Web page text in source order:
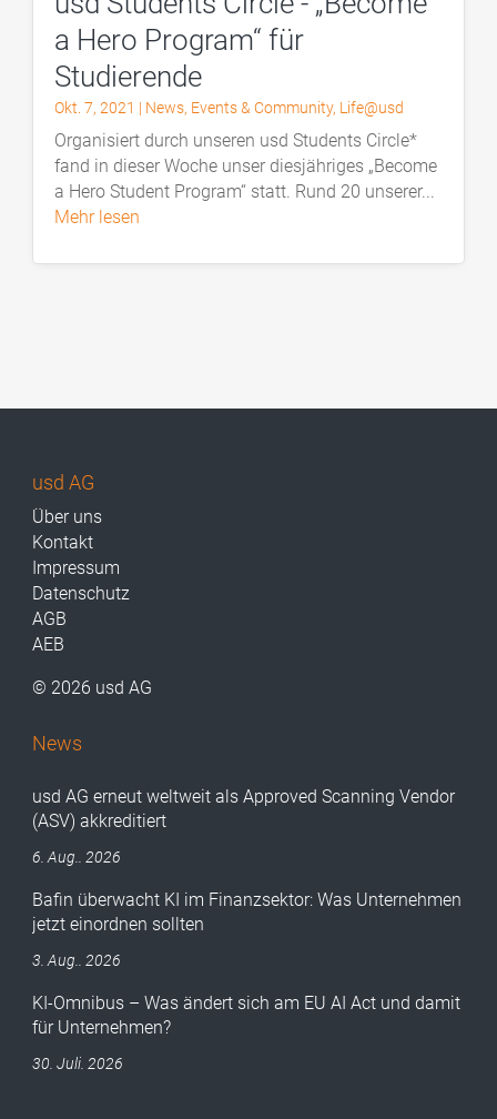
a Hero Program“ für
Studierende
Okt. 7, 2021 | News, Events & Community, Life@usd
Organisiert durch unseren usd Students Circle*
fand in dieser Woche unser diesjähriges „Become
a Hero Student Program“ statt. Rund 20 unserer...
mehr lesen
usd AG
Über uns
Kontakt
Impressum
Datenschutz
AGB
AEB
© 2026 usd AG
News
usd AG erneut weltweit als Approved Scanning Vendor
(ASV) akkreditiert
6. Aug.. 2026
Bafin überwacht KI im Finanzsektor: Was Unternehmen
jetzt einordnen sollten
3. Aug.. 2026
KI-Omnibus – Was ändert sich am EU AI Act und damit
für Unternehmen?
30. Juli. 2026